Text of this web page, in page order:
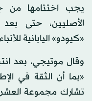
الأصليين، حتى
«كيودو» اليابانية
وقال موتيجي، بعد
«بما أن الثقة في
تشارك مجموعة